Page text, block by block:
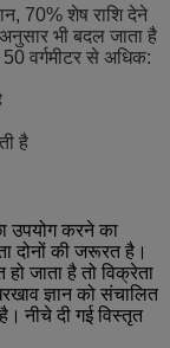
70% शेष राशि देने
भी बदल जाता है
वर्गमीटर से अधिक:
है
उपयोग करने का
दोनों की जरूरत है।
जाता है तो विक्रेता
ज्ञान को संचालित
नीचे दी गई विस्तृत